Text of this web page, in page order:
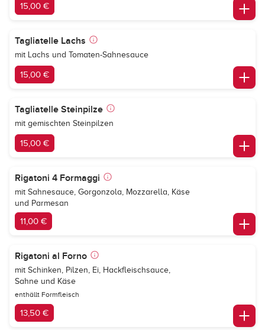
15,00 €
Tagliatelle Lachs
mit Lachs und Tomaten-Sahnesauce
15,00 €
Tagliatelle Steinpilze
mit gemischten Steinpilzen
15,00 €
Rigatoni 4 Formaggi
mit Sahnesauce, Gorgonzola, Mozzarella, Käse
und Parmesan
11,00 €
Rigatoni al Forno
mit Schinken, Pilzen, Ei, Hackfleischsauce,
Sahne und Käse
enthällt Formfleisch
13,50 €